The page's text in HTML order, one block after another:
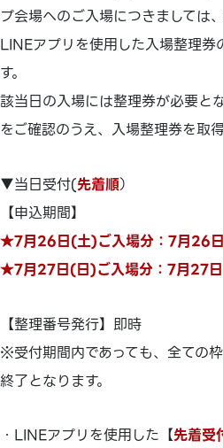
プ会場へのご入場につきましては
LINEアプリを使用した入場整理券
す。
該当日の入場には整理券が必要と
をご確認のうえ、入場整理券を取
▼当日受付(先着順）
【申込期間】
★7月26日(土)ご入場分：7月26
★7月27日(日)ご入場分：7月27
【整理番号発行】即時
※受付期間内であっても、全ての
終了となります。
・LINEアプリを使用した【先着受